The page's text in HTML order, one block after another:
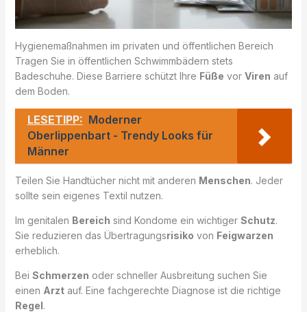
Hygienemaßnahmen im privaten und öffentlichen Bereich
Tragen Sie in öffentlichen Schwimmbädern stets
Badeschuhe. Diese Barriere schützt Ihre Füße vor Viren auf
dem Boden.
LESETIPP: Moderner
Oberlippenbart - Trendy Looks für
Männer
Teilen Sie Handtücher nicht mit anderen Menschen. Jeder
sollte sein eigenes Textil nutzen.
Im genitalen Bereich sind Kondome ein wichtiger Schutz.
Sie reduzieren das Übertragungsrisiko von Feigwarzen
erheblich.
Bei Schmerzen oder schneller Ausbreitung suchen Sie
einen Arztauf. Eine fachgerechte Diagnose ist die richtige
Regel.